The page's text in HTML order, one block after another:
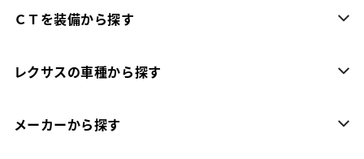
ＣＴを装備から探す
レクサスの車種から探す
メーカーから探す